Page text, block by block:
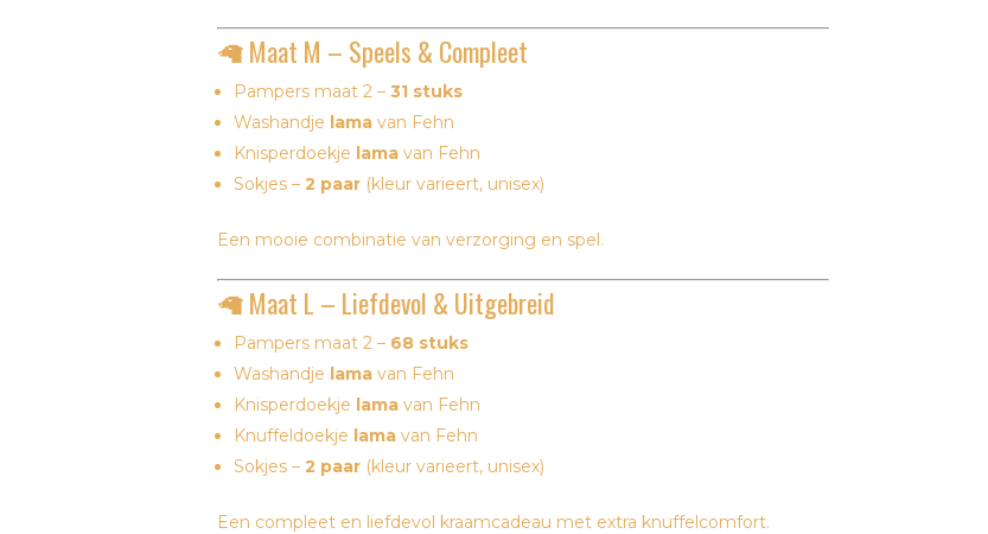
🦙 Maat M – Speels & Compleet
Pampers maat 2 – 31 stuks
Washandje lamavan Fehn
Knisperdoekje lamavan Fehn
Sokjes – 2 paar(kleur varieert, unisex)
Een mooie combinatie van verzorging en spel.
🦙 Maat L – Liefdevol & Uitgebreid
Pampers maat 2 – 68 stuks
Washandje lamavan Fehn
Knisperdoekje lamavan Fehn
Knuffeldoekje lamavan Fehn
Sokjes – 2 paar(kleur varieert, unisex)
Een compleet en liefdevol kraamcadeau met extra knuffelcomfort.